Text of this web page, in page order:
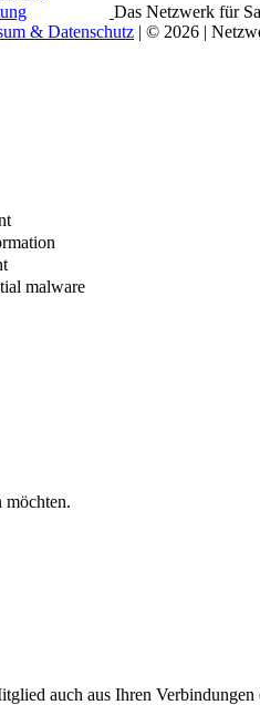
Das Netzwerk für
& Datenschutz | © 2026 |
malware
möchten.
auch aus Ihren